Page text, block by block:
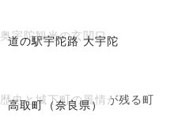
道の駅宇陀路 大宇陀
奥宇陀観光の玄関口
高取町（奈良県）
歴史と城下町の風情が残る町